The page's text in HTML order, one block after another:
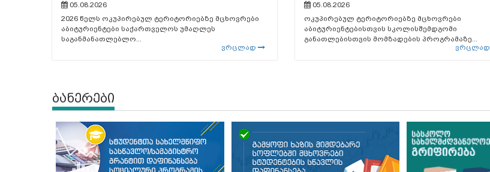
05.08.2026
2026 წელს ოკუპირებულ ტერიტორიებზე მცხოვრები
აბიტურიენტები საქართველოს უმაღლეს
საგანმანათლებლო...
ვრცლად
05.08.2026
ოკუპირებულ ტერიტორიებზე მცხოვრები
აბიტურიენტებისთვის სკოლისშემდგომი
განათლებისთვის მომზადების პროგრამაზე...
ვრცლად
ბანერები